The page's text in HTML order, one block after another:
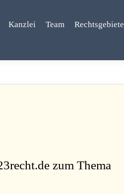
Kanzlei Team Rechtsgebiete
zum Thema